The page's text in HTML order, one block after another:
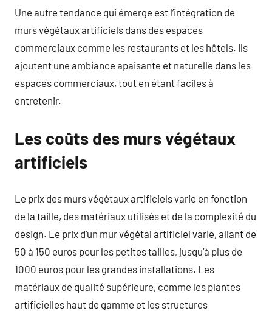
Une autre tendance qui émerge est l’intégration de
murs végétaux artificiels dans des espaces
commerciaux comme les restaurants et les hôtels. Ils
ajoutent une ambiance apaisante et naturelle dans les
espaces commerciaux, tout en étant faciles à
entretenir.
Les coûts des murs végétaux
artificiels
Le prix des murs végétaux artificiels varie en fonction
de la taille, des matériaux utilisés et de la complexité du
design. Le prix d’un mur végétal artificiel varie, allant de
50 à 150 euros pour les petites tailles, jusqu’à plus de
1000 euros pour les grandes installations. Les
matériaux de qualité supérieure, comme les plantes
artificielles haut de gamme et les structures